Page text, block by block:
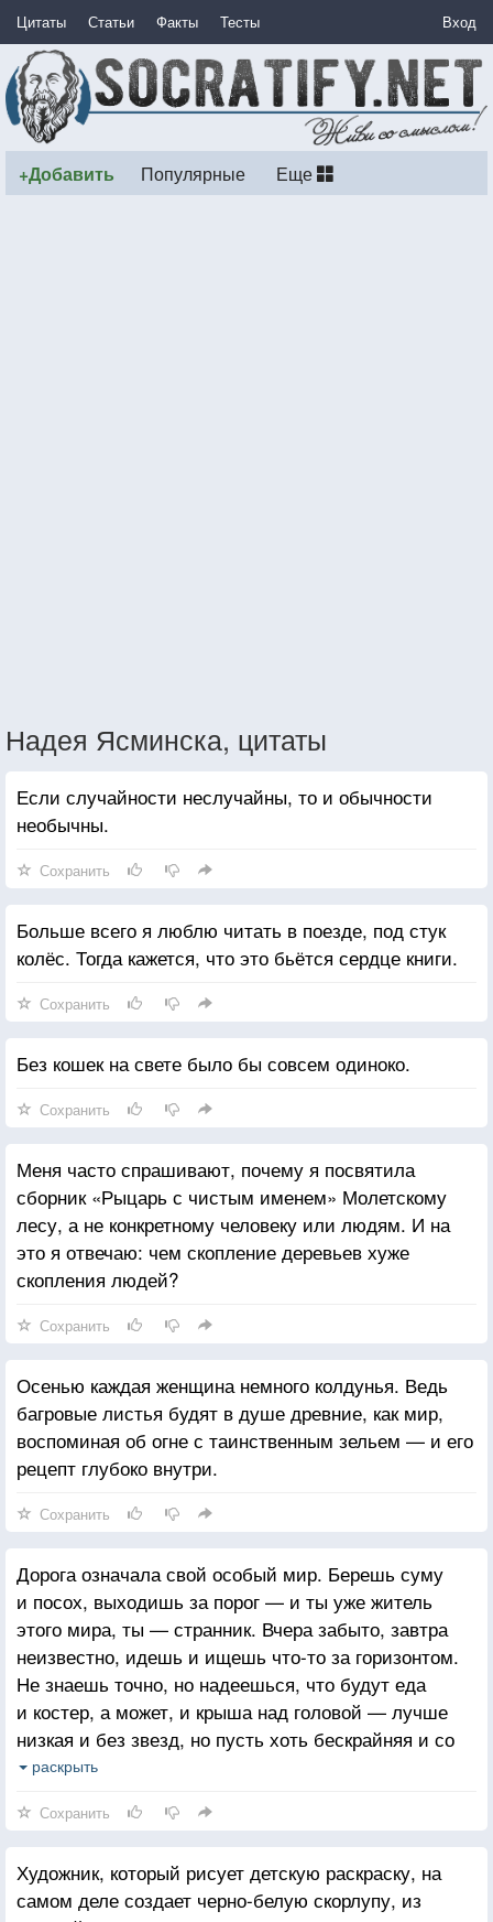
Цитаты Статьи Факты Тесты Вход
+Добавить Популярные Еще
Надея Ясминска, цитаты
Если случайности неслучайны, то и обычности
необычны.
Сохранить
Больше всего я люблю читать в поезде, под стук
колёс. Тогда кажется, что это бьётся сердце книги.
Сохранить
Без кошек на свете было бы совсем одиноко.
Сохранить
Меня часто спрашивают, почему я посвятила
сборник «Рыцарь с чистым именем» Молетскому
лесу, а не конкретному человеку или людям. И на
это я отвечаю: чем скопление деревьев хуже
скопления людей?
Сохранить
Осенью каждая женщина немного колдунья. Ведь
багровые листья будят в душе древние, как мир,
воспоминая об огне с таинственным зельем — и его
рецепт глубоко внутри.
Сохранить
Дорога означала свой особый мир. Берешь суму
и посох, выходишь за порог — и ты уже житель
этого мира, ты — странник. Вчера забыто, завтра
неизвестно, идешь и ищешь что-то за горизонтом.
Не знаешь точно, но надеешься, что будут еда
и костер, а может, и крыша над головой — лучше
низкая и без звезд, но пусть хоть бескрайняя и со
звездами. Мурлычешь песню под нос и понимаешь:
можно полюбить.
раскрыть
Сохранить
Художник, который рисует детскую раскраску, на
самом деле создает черно-белую скорлупу, из